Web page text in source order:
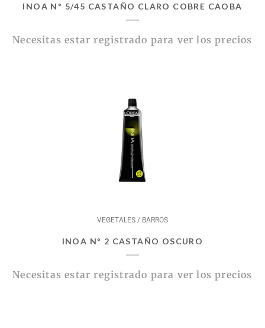
INOA Nº 5/45 CASTAÑO CLARO COBRE CAOBA
Necesitas estar registrado para ver los precios
VEGETALES / BARROS
INOA Nº 2 CASTAÑO OSCURO
Necesitas estar registrado para ver los precios